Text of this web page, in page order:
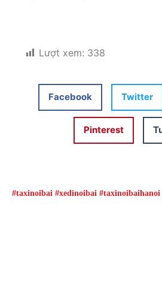
Lượt xem: 338
Facebook Twitter
Pinterest
#taxinoibai #xedinoibai #taxinoibaihanoi